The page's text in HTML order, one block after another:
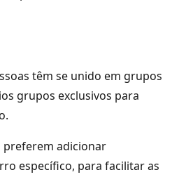
têm se unido em grupos
grupos exclusivos para
adicionar
específico, para facilitar as